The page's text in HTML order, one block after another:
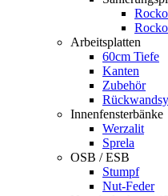
Arbeitsplatten
60cm Tiefe
Kanten
Zubehör
Innenfensterbänke
Werzalit
Sprela
OSB / ESB
Stumpf
Nut-Feder